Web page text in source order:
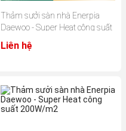
Thảm sưởi sàn nhà Enerpia
Daewoo - Super Heat công suất
200W/m2
Liên hệ